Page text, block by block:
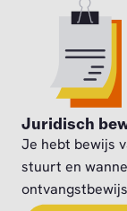
Juridisch
Je hebt bewijs
stuurt en